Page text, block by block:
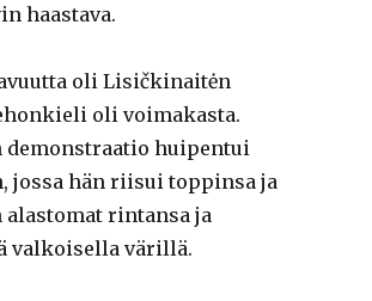
haastava.
oli Lisičkinaitėn
oli voimakasta.
huipentui
jossa hän riisui toppinsa ja
rintansa ja
valkoisella värillä.